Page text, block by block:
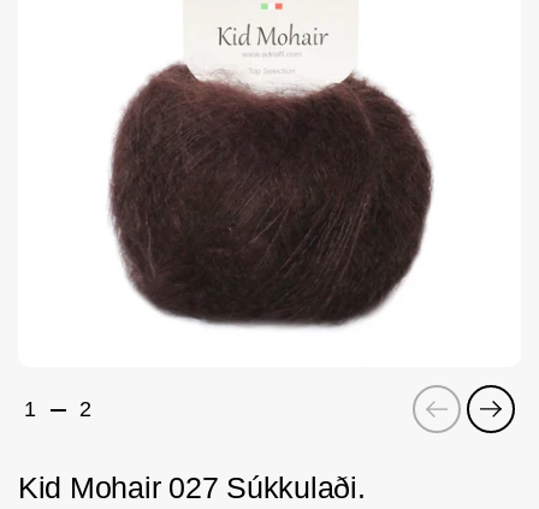
Fyrri
1 2
Kid Mohair 027 Súkkulaði.